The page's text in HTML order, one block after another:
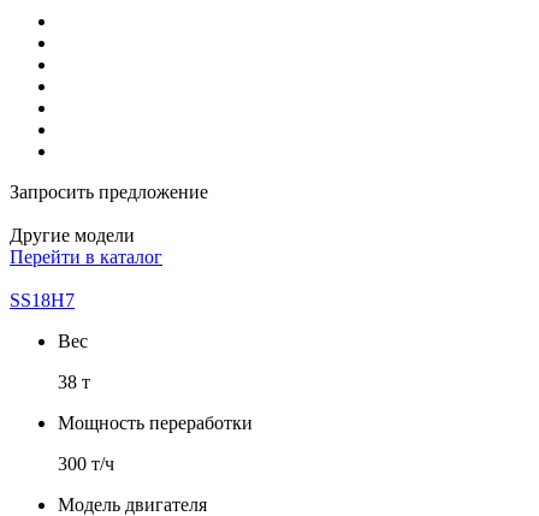
Запросить предложение
Другие модели
Перейти в каталог
SS18H7
Вес
38 т
Мощность переработки
300 т/ч
Модель двигателя